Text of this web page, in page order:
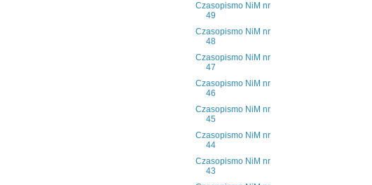
Czasopismo NiM nr
49
Czasopismo NiM nr
48
Czasopismo NiM nr
47
Czasopismo NiM nr
46
Czasopismo NiM nr
45
Czasopismo NiM nr
44
Czasopismo NiM nr
43